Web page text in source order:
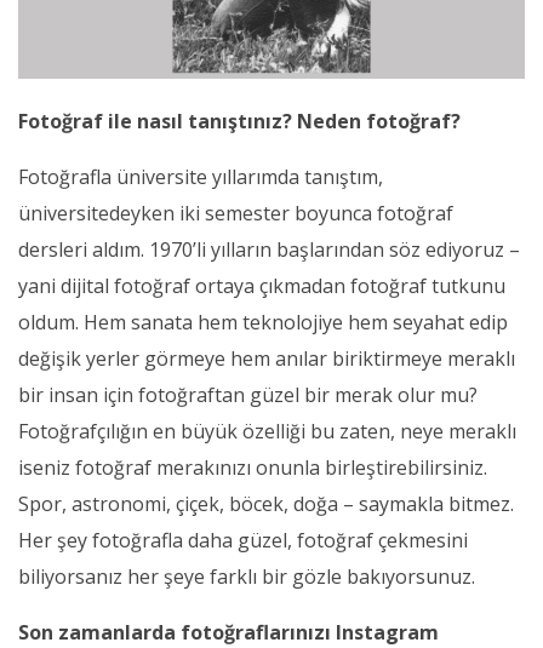
Fotoğraf ile nasıl tanıştınız? Neden fotoğraf?
Fotoğrafla üniversite yıllarımda tanıştım,
üniversitedeyken iki semester boyunca fotoğraf
dersleri aldım. 1970’li yılların başlarından söz ediyoruz –
yani dijital fotoğraf ortaya çıkmadan fotoğraf tutkunu
oldum. Hem sanata hem teknolojiye hem seyahat edip
değişik yerler görmeye hem anılar biriktirmeye meraklı
bir insan için fotoğraftan güzel bir merak olur mu?
Fotoğrafçılığın en büyük özelliği bu zaten, neye meraklı
iseniz fotoğraf merakınızı onunla birleştirebilirsiniz.
Spor, astronomi, çiçek, böcek, doğa – saymakla bitmez.
Her şey fotoğrafla daha güzel, fotoğraf çekmesini
biliyorsanız her şeye farklı bir gözle bakıyorsunuz.
Son zamanlarda fotoğraflarınızı Instagram